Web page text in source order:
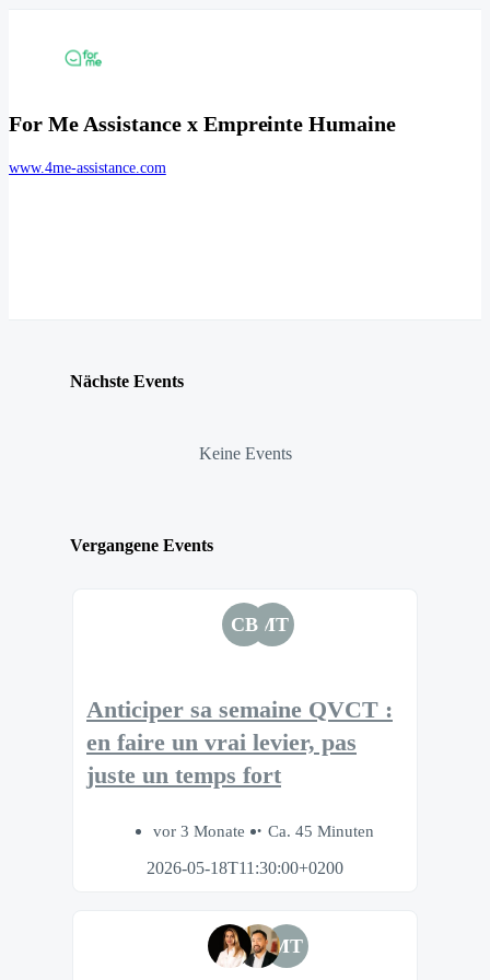
For Me Assistance x Empreinte Humaine
www.4me-assistance.com
Nächste Events
Keine Events
Vergangene Events
CBMT
Anticiper sa semaine QVCT :
en faire un vrai levier, pas
juste un temps fort
vor 3 Monate
Ca. 45 Minuten
2026-05-18T11:30:00+0200
MT